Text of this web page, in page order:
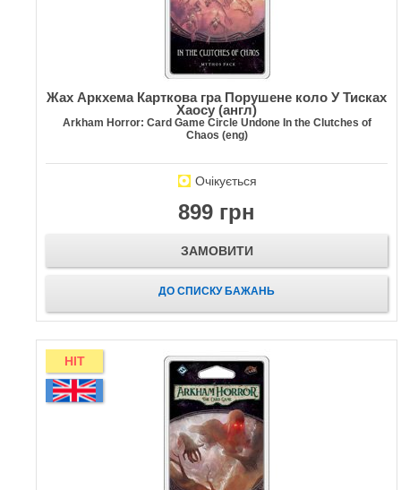
Жах Аркхема Карткова гра Порушене коло У Тисках
Хаосу (англ)
Arkham Horror: Card Game Circle Undone In the Clutches of
Chaos (eng)
Очікується
899 грн
ЗАМОВИТИ
ДО СПИСКУ БАЖАНЬ
HIT